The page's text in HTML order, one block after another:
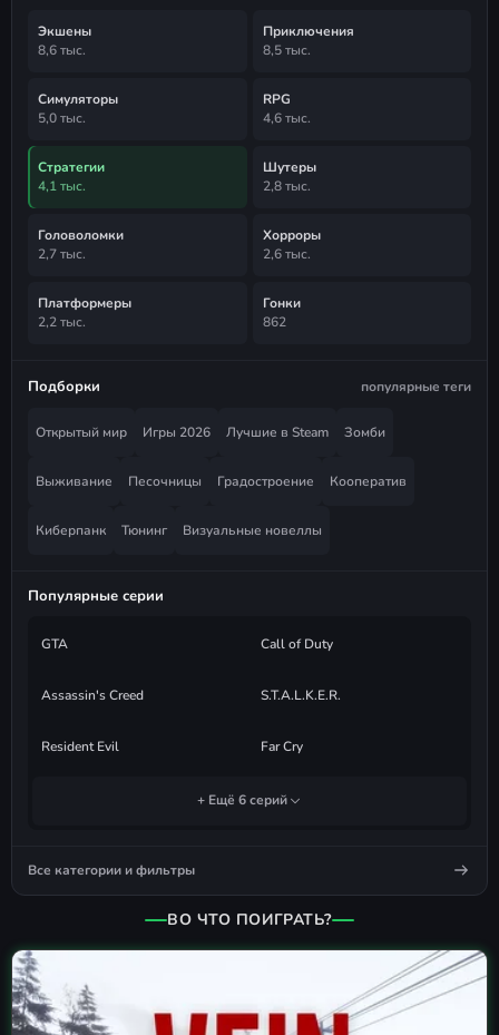
Экшены
8,6 тыс.
Приключения
8,5 тыс.
Симуляторы
5,0 тыс.
RPG
4,6 тыс.
Стратегии
4,1 тыс.
Шутеры
2,8 тыс.
Головоломки
2,7 тыс.
Хорроры
2,6 тыс.
Платформеры
2,2 тыс.
Гонки
862
Подборки популярные теги
Открытый мир Игры 2026 Лучшие в Steam Зомби
Выживание Песочницы Градостроение Кооператив
Киберпанк Тюнинг Визуальные новеллы
Популярные серии
GTA Call of Duty
Assassin's Creed S.T.A.L.K.E.R.
Resident Evil Far Cry
+ Ещё 6 серий
Все категории и фильтры
ВО ЧТО ПОИГРАТЬ?